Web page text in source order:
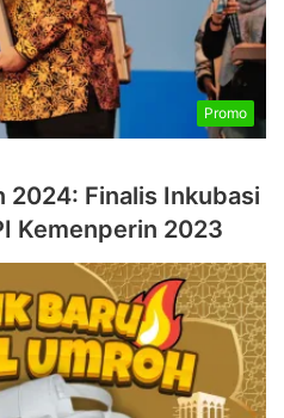
Promo
2024: Finalis Inkubasi
Kemenperin 2023